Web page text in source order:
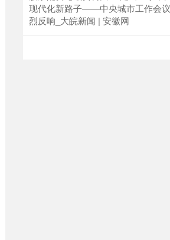
现代化新路子——中央城市工作会
烈反响_大皖新闻 | 安徽网